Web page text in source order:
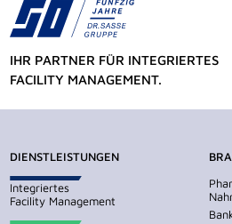
IHR PARTNER FÜR INTEGRIERTES
FACILITY MANAGEMENT.
DIENSTLEISTUNGEN
Integriertes
Facility Management